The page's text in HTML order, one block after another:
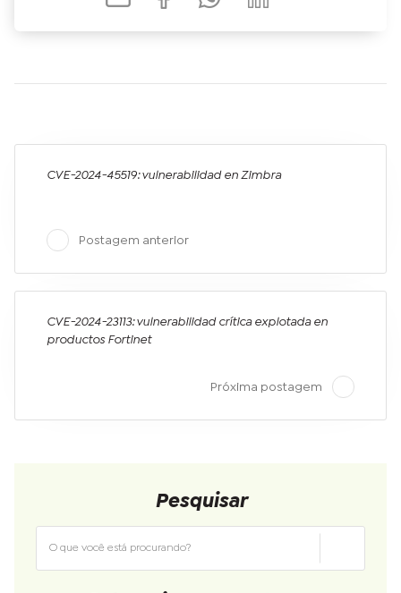
CVE-2024-45519: vulnerabilidad en Zimbra
Postagem anterior
CVE-2024-23113: vulnerabilidad crítica explotada en
productos Fortinet
Próxima postagem
Pesquisar